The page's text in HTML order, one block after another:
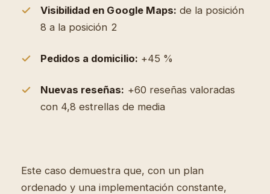
Visibilidad en Google Maps: de la posición
8 a la posición 2
Pedidos a domicilio: +45 %
Nuevas reseñas: +60 reseñas valoradas
con 4,8 estrellas de media
Este caso demuestra que, con un plan
ordenado y una implementación constante,